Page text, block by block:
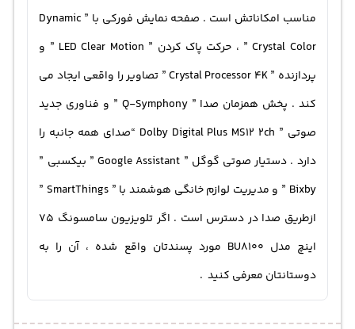
مناسب امکاناتش است . صفحه نمایش فورکی با ” Dynamic
Crystal Color ” ، حرکت پاک کردن ” LED Clear Motion ” و
پردازنده ” Crystal Processor 4K ” تصاویر را واقعی ایجاد می
کند . پخش همزمان صدا ” Q-Symphony ” و فناوری جدید
صوتی ” Dolby Digital Plus MS12 2ch “صدای همه جانبه را
دارد . دستیار صوتی گوگل ” Google Assistant ” بیکسبی ”
Bixby ” و مدیریت لوازم خانگی هوشمند با ” SmartThings ”
ازطریق صدا در دسترس است . اگر تلویزیون سامسونگ ۷۵
اینچ مدل BU8100 مورد پسندتان واقع شده ، آن را به
دوستانتان معرفی کنید .